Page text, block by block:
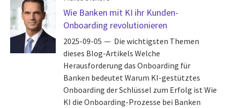
Wie Banken mit KI ihr Kunden-
Onboarding revolutionieren
2025-09-05
Die wichtigsten Themen
dieses Blog-Artikels Welche
Herausforderung das Onboarding für
Banken bedeutet Warum KI-gestütztes
Onboarding der Schlüssel zum Erfolg ist Wie
KI die Onboarding-Prozesse bei Banken